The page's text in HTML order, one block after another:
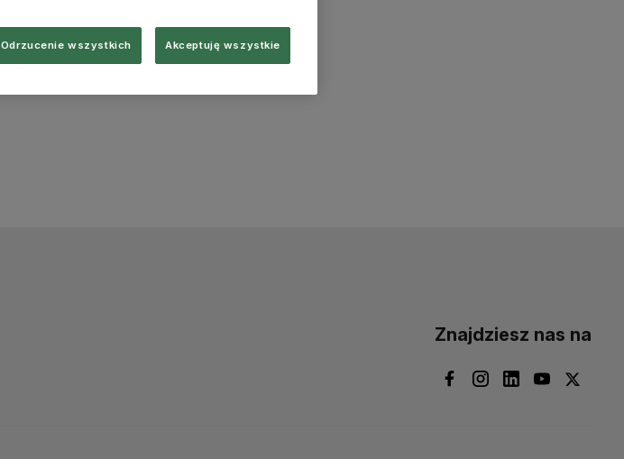
Znajdziesz nas na
Odrzucenie wszystkich Akceptuję wszystkie